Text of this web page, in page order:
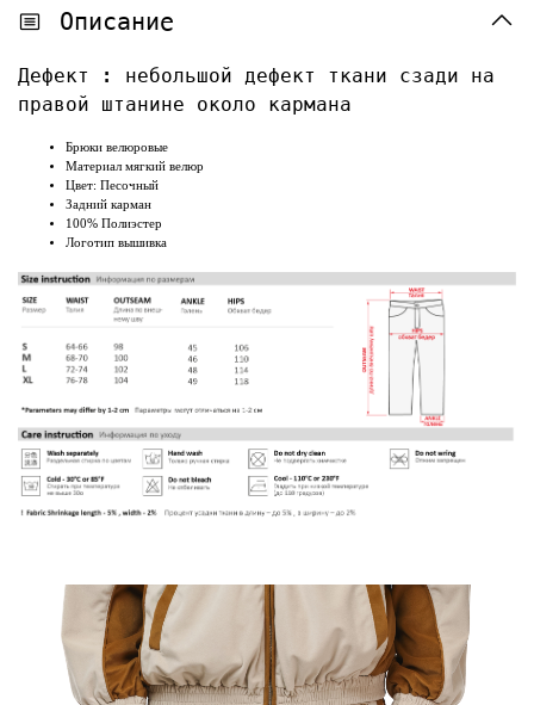
Описание
Дефект : небольшой дефект ткани сзади на
правой штанине около кармана
Брюки велюровые
Материал мягкий велюр
Цвет: Песочный
Задний карман
100% Полиэстер
Логотип вышивка